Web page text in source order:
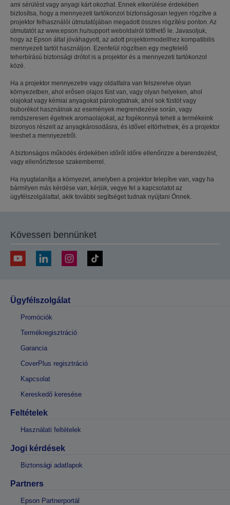
ami sérülést vagy anyagi kárt okozhat. Ennek elkerülése érdekében
biztosítsa, hogy a mennyezeti tartókonzol biztonságosan legyen rögzítve a
projektor felhasználói útmutatójában megadott összes rögzítési ponton. Az
útmutatót az www.epson.hu/support weboldalról tölthető le. Javasoljuk,
hogy az Epson által jóváhagyott, az adott projektormodellhez kompatibilis
mennyezeti tartót használjon. Ezenfelül rögzítsen egy megfelelő
teherbírású biztonsági drótot is a projektor és a mennyezeti tartókonzol
közé.
Ha a projektor mennyezetre vagy oldalfalra van felszerelve olyan
környezetben, ahol erősen olajos füst van, vagy olyan helyeken, ahol
olajokat vagy kémiai anyagokat párologtatnak, ahol sok füstöt vagy
buborékot használnak az események megrendezése során, vagy
rendszeresen égetnek aromaolajokat, az fogékonnyá teheti a termékeink
bizonyos részeit az anyagkárosodásra, és idővel eltörhetnek, és a projektor
leeshet a mennyezetről.
A biztonságos működés érdekében időről időre ellenőrizze a berendezést,
vagy ellenőriztesse szakemberrel.
Ha nyugtalanítja a környezet, amelyben a projektor telepítve van, vagy ha
bármilyen más kérdése van, kérjük, vegye fel a kapcsolatot az
ügyfélszolgálattal, akik további segítséget tudnak nyújtani Önnek.
Kövessen bennünket
Ügyfélszolgálat
Promóciók
Termékregisztráció
Garancia
CoverPlus regisztráció
Kapcsolat
Kereskedő keresése
Feltételek
Használati feltételek
Jogi kérdések
Biztonsági adatlapok
Partners
Epson Partnerportál